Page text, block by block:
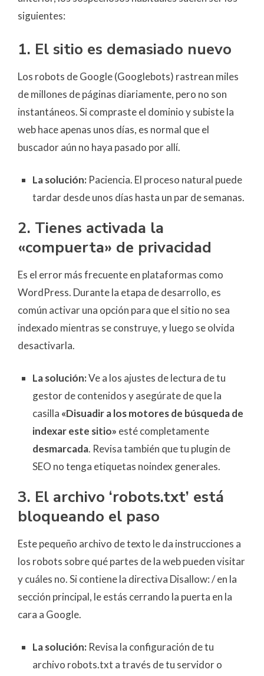
siguientes:
1. El sitio es demasiado nuevo
Los robots de Google (Googlebots) rastrean miles
de millones de páginas diariamente, pero no son
instantáneos. Si compraste el dominio y subiste la
web hace apenas unos días, es normal que el
buscador aún no haya pasado por allí.
La solución: Paciencia. El proceso natural puede
tardar desde unos días hasta un par de semanas.
2. Tienes activada la
«compuerta» de privacidad
Es el error más frecuente en plataformas como
WordPress. Durante la etapa de desarrollo, es
común activar una opción para que el sitio no sea
indexado mientras se construye, y luego se olvida
desactivarla.
La solución:Ve a los ajustes de lectura de tu
gestor de contenidos y asegúrate de que la
casilla «Disuadir a los motores de búsqueda de
indexar este sitio» esté completamente
desmarcada. Revisa también que tu plugin de
SEO no tenga etiquetas noindex generales.
3. El archivo ‘robots.txt’ está
bloqueando el paso
Este pequeño archivo de texto le da instrucciones a
los robots sobre qué partes de la web pueden visitar
y cuáles no. Si contiene la directiva Disallow: / en la
sección principal, le estás cerrando la puerta en la
cara a Google.
La solución: Revisa la configuración de tu
archivo robots.txt a través de tu servidor o